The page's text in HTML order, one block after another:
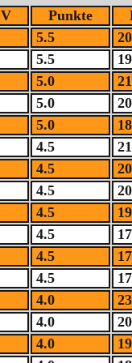
V Punkte
5.5
5.5
5.0
5.0
5.0
4.5
4.5
4.5
4.5
4.5
4.5
4.5
4.0
4.0
4.0